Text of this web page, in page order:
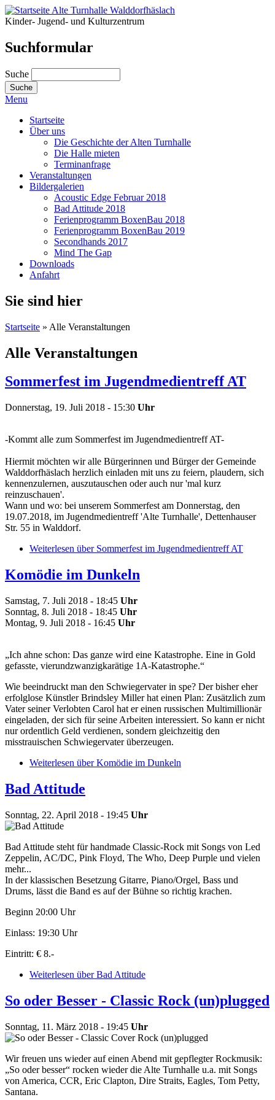
Kinder- Jugend- und Kulturzentrum
Suchformular
Suche
Menu
Startseite
Über uns
Die Geschichte der Alten Turnhalle
Die Halle mieten
Terminanfrage
Veranstaltungen
Bildergalerien
Acoustic Edge Februar 2018
Bad Attitude 2018
Ferienprogramm BoxenBau 2018
Ferienprogramm BoxenBau 2019
Secondhands 2017
Mind The Gap
Downloads
Anfahrt
Sie sind hier
Startseite » Alle Veranstaltungen
Alle Veranstaltungen
Sommerfest im Jugendmedientreff AT
Donnerstag, 19. Juli 2018 - 15:30 Uhr
-Kommt alle zum Sommerfest im Jugendmedientreff AT-
Hiermit möchten wir alle Bürgerinnen und Bürger der Gemeinde
Walddorfhäslach herzlich einladen mit uns zu feiern, plaudern, sich
kennenzulernen, auszutauschen oder auch nur 'mal kurz
reinzuschauen'.
Wann und wo: bei unserem Sommerfest am Donnerstag, den
19.07.2018, im Jugendmedientreff 'Alte Turnhalle', Dettenhauser
Str. 55 in Walddorf.
Weiterlesen über Sommerfest im Jugendmedientreff AT
Komödie im Dunkeln
Samstag, 7. Juli 2018 - 18:45 Uhr
Sonntag, 8. Juli 2018 - 18:45 Uhr
Montag, 9. Juli 2018 - 16:45 Uhr
„Ich ahne schon: Das ganze wird eine Katastrophe. Eine in Gold
gefasste, vierundzwanzigkarätige 1A-Katastrophe.“
Wie beeindruckt man den Schwiegervater in spe? Der bisher eher
erfolglose Künstler Brindsley Miller hat einen Plan: Zusätzlich zum
Vater seiner Verlobten Carol hat er einen russischen Multimillionär
eingeladen, der sich für seine Arbeiten interessiert. So kann er nicht
nur ordentlich Geld verdienen, sondern gleichzeitig den
misstrauischen Schwiegervater überzeugen.
Weiterlesen über Komödie im Dunkeln
Bad Attitude
Sonntag, 22. April 2018 - 19:45 Uhr
Bad Attitude steht für handmade Classic-Rock mit Songs von Led
Zeppelin, AC/DC, Pink Floyd, The Who, Deep Purple und vielen
mehr...
In der klassischen Besetzung Gitarre, Piano/Orgel, Bass und
Drums, lässt die Band es auf der Bühne so richtig krachen.
Beginn 20:00 Uhr
Einlass: 19:30 Uhr
Eintritt: € 8.-
Weiterlesen über Bad Attitude
So oder Besser - Classic Rock (un)plugged
Sonntag, 11. März 2018 - 19:45 Uhr
Wir freuen uns wieder auf einen Abend mit gepflegter Rockmusik:
„So oder besser“ rocken wieder die Alte Turnhalle u.a. mit Songs
von America, CCR, Eric Clapton, Dire Straits, Eagles, Tom Petty,
Santana.